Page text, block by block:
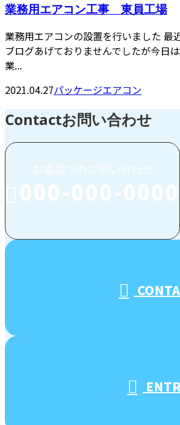
業務用エアコン工事 東員工場
業務用エアコンの設置を行いました 最
ブログあげておりませんでしたが今日
業...
2021.04.27パッケージエアコン
Contactお問い合わせ
お電話でのお問い合わせ
000-000-0000